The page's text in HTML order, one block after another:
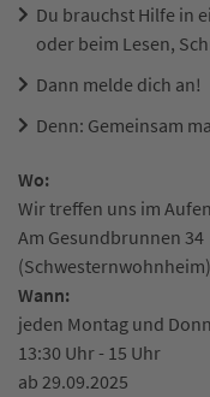
Du brauchst Hilfe in
oder beim Lesen,
Dann melde dich an!
Denn: Gemeinsam
Wo:
Wir treffen uns im
Am Gesundbrunnen 34
(Schwesternwohnheim)
Wann:
jeden Montag und
13:30 Uhr - 15 Uhr
ab 29.09.2025